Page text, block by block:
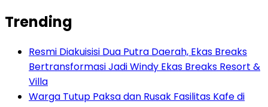
Trending
Resmi Diakuisisi Dua Putra Daerah, Ekas Breaks
Bertransformasi Jadi Windy Ekas Breaks Resort &
Villa
Warga Tutup Paksa dan Rusak Fasilitas Kafe di